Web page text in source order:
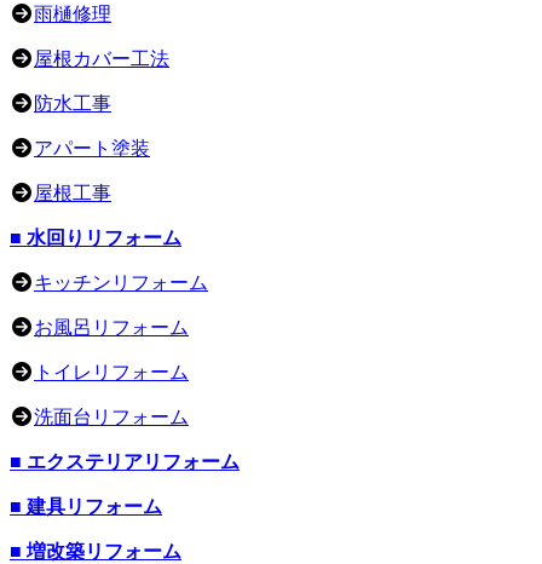
雨樋修理
屋根カバー工法
防水工事
アパート塗装
屋根工事
■ 水回りリフォーム
キッチンリフォーム
お風呂リフォーム
トイレリフォーム
洗面台リフォーム
■ エクステリアリフォーム
■ 建具リフォーム
■ 増改築リフォーム